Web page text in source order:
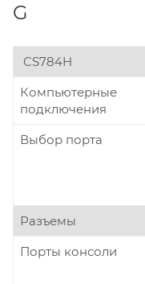
G
CS784H
Компьютерные
подключения
Выбор порта
Разъемы
Порты консоли